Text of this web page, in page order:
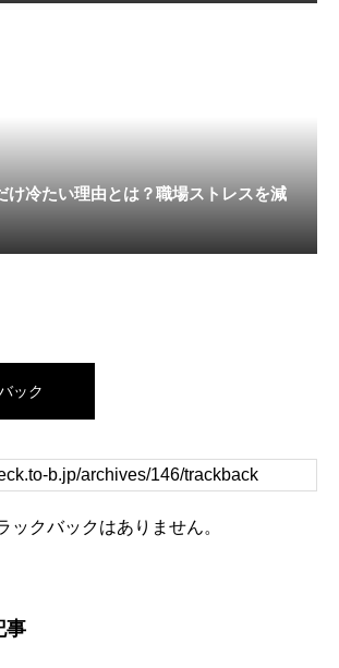
け冷たい理由とは？職場ストレスを減
ック
ックバックはありません。
事